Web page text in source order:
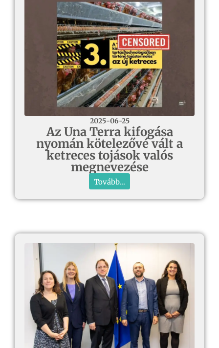
2025-06-25
Az Una Terra kifogása
nyomán kötelezővé vált a
ketreces tojások valós
megnevezése
Tovább...